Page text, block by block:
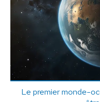
Le premier monde-